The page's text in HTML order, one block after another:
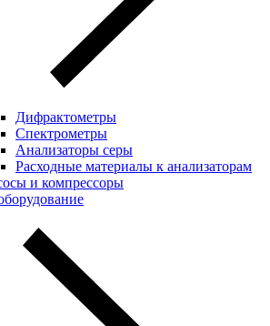
Дифрактометры
Спектрометры
Анализаторы серы
Расходные материалы к анализаторам
и компрессоры